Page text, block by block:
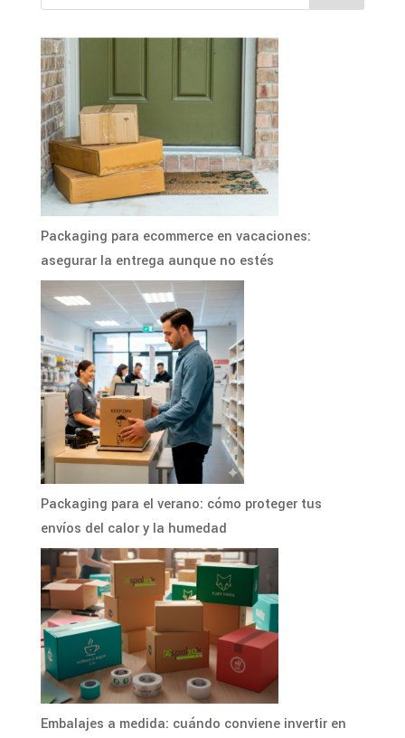
Packaging para ecommerce en vacaciones:
asegurar la entrega aunque no estés
Packaging para el verano: cómo proteger tus
envíos del calor y la humedad
Embalajes a medida: cuándo conviene invertir en